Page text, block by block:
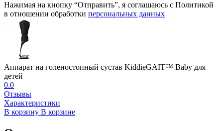
Нажимая на кнопку “Отправить”, я соглашаюсь с Политикой
в отношении обработки персональных данных
Аппарат на голеностопный сустав KiddieGAIT™ Baby для
детей
0.0
Отзывы
Характеристики
В корзину В корзине